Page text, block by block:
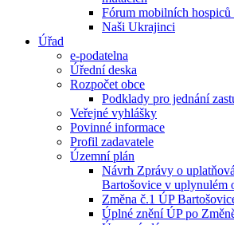
Fórum mobilních hospiců
Naši Ukrajinci
Úřad
e-podatelna
Úřední deska
Rozpočet obce
Podklady pro jednání
Veřejné vyhlášky
Povinné informace
Profil zadavatele
Územní plán
Návrh Zprávy o
Bartošovice v uplynulém
Změna č.1 ÚP
Úplné znění ÚP po